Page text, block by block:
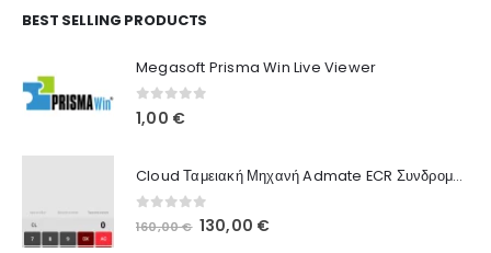
BEST SELLING PRODUCTS
Megasoft Prisma Win Live Viewer
0 out of 5
1,00 €
Cloud Ταμειακή Μηχανή Admate ECR Συνδρομή 12 μηνών
out of 5
160,00€ Original
130,00 €Η
Ο Λογαριασμός μου
Στοιχεία λογαριασμού
Παραγγελίες
Πληροφορίες Καταστήματος
Ποιοι Είμαστε